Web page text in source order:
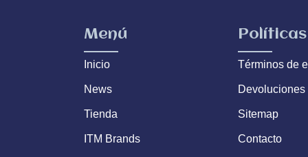
Menú
Inicio
News
Tienda
ITM Brands
Políticas
Términos de
Devoluciones
Sitemap
Contacto